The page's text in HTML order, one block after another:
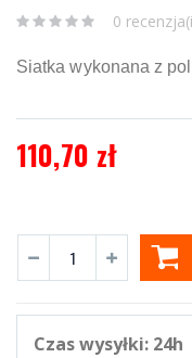
0
Siatka wykonana z
110,70 zł
Czas wysyłki: 24h